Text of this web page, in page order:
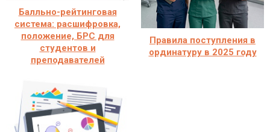
Балльно-рейтинговая
система: расшифровка,
положение, БРС для
студентов и
преподавателей
Правила поступления в
ординатуру в 2025 году